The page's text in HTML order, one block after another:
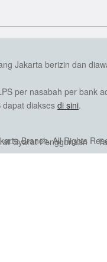
Jakarta berizin dan
per nasabah per bank
dapat diakses di sini.
Branch. All Rights
Syarat Penggunaan